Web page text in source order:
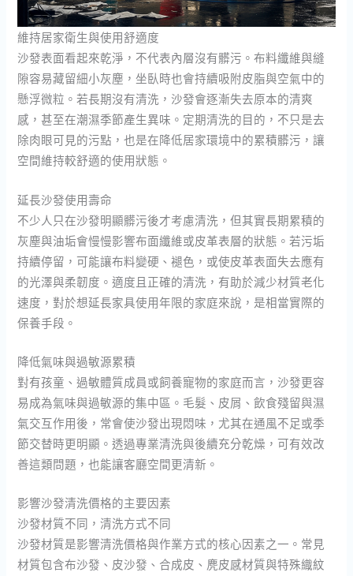
維持居家衛生與使用舒適度
沙發表面看起來乾淨，不代表內層沒有髒污。布料纖維與縫
隙容易藏留細小灰塵，坐臥時也會持續吸附皮脂與空氣中的
懸浮微粒。若長期沒有清洗，沙發會逐漸失去原本的清爽
感，甚至在潮濕季節產生異味。定期清洗的目的，不只是去
除肉眼可見的污點，也是在降低居家環境中的累積髒污，讓
空間維持較舒適的使用狀態。
延長沙發使用壽命
不少人只在沙發明顯髒污後才考慮清洗，但其實長期累積的
灰塵與油垢會慢慢影響布面纖維或皮革表層的狀態。若污垢
持續停留，可能讓布料變硬、褪色，或使皮革表面失去應有
的光澤與柔韌度。適度且正確的清洗，有助於減少材質老化
速度，對於想延長家具使用年限的家庭來說，是相當實際的
保養手段。
降低氣味與過敏源累積
對有孩童、過敏體質成員或飼養寵物的家庭而言，沙發更容
易成為氣味與過敏源的集中區。毛髮、皮屑、飲食殘留與濕
氣交互作用後，常會使沙發出現悶味，尤其在通風不足或季
節交替時更明顯。透過專業清洗與後續充分乾燥，可有效改
善這類問題，也能讓客廳空間更清新。
影響沙發清洗價格的主要因素
沙發材質不同，清洗方式不同
沙發材質是影響清洗價格與作業方式的核心因素之一。常見
材質包含布沙發、皮沙發、合成皮、麂皮感材質與特殊織紋